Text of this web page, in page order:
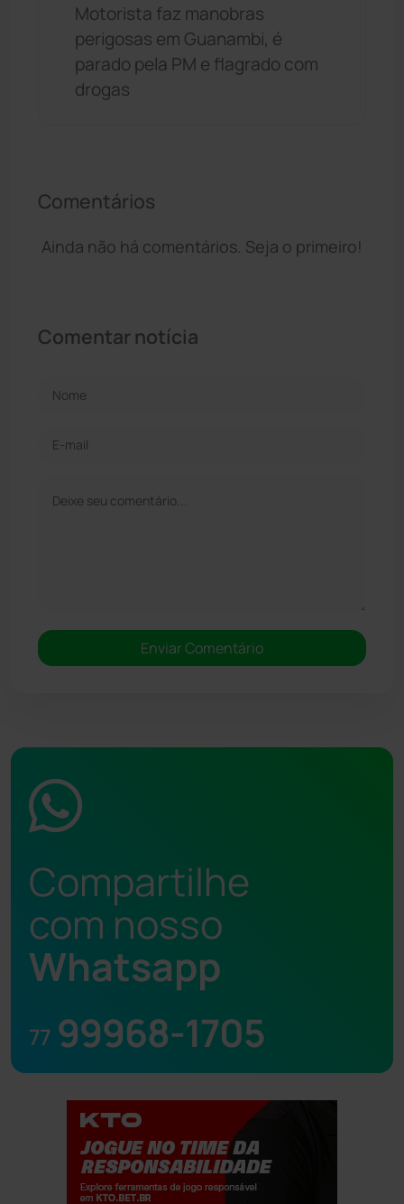
Motorista faz manobras
perigosas em Guanambi, é
parado pela PM e flagrado com
drogas
Comentários
Ainda não há comentários. Seja o primeiro!
Comentar notícia
Compartilhe
com nosso
Whatsapp
77 99968-1705